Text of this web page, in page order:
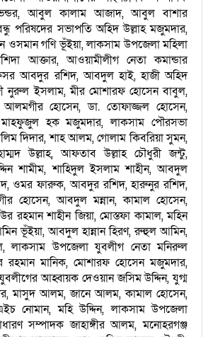
আবুল কালাম আজাদ, আবুল বাশার
পরিষদের সভাপতি অহিদ উল্লাহ মজুমদার,
ওসমান গণি ভূঁইয়া, লাকসাম উপজেলা মহিলা
আক্তার, আওয়ামীলীগ নেতা কমান্ডার
আবদুর রশিদ, আবদুল হাই, হাজী অহিদ
নুরুল ইসলাম, মীর মোশারফ হোসেন বাবুল,
হোসেন, ডা. তোফাজ্জল হোসেন,
মাহফুজুল হক মজুমদার, লাকসাম পৌরসভা
দিদার, শাহ আলম, গোলাম কিবরিয়া সুমন,
উল্লাহ, আফতাব উল্লাহ চৌধুরী জন্টু,
শামীম, শাহিদুল ইসলাম শাহীন, আবদুল
ওমর ফারুক, আবদুর রশিদ, হারুনুর রশিদ,
হোসেন, আবদুল মন্নান, কামাল হোসেন,
রহমান শাহীন জিয়া, মোস্তফা কামাল, মহিন
ভূঁইয়া, আবদুল হান্নান হিরণ, রুহুল আমিন,
লাকসাম উপজেলা যুবলীগ নেতা মনিরুল
মানিক, মোশারফ হোসেন মজুমদার,
আহ্বায়ক দেওয়ান জসিম উদ্দিন, যুগ্ম
মাসুদ আলম, জানে আলম, কামাল হোসেন,
নোমান, মহি উদ্দিন, লাকসাম উপজেলা
সম্পাদক জাহাঙ্গীর আলম, মনোহরগঞ্জ